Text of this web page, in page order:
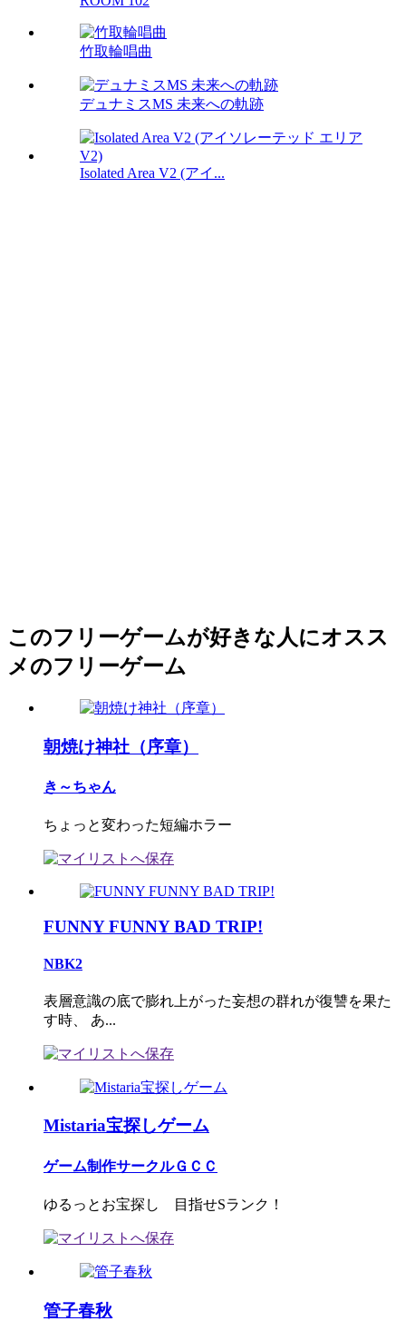
竹取輪唱曲
デュナミスMS 未来への軌跡
Isolated Area V2 (アイ...
このフリーゲームが好きな人にオスス
メのフリーゲーム
朝焼け神社（序章）
き～ちゃん
ちょっと変わった短編ホラー
FUNNY FUNNY BAD TRIP!
NBK2
表層意識の底で膨れ上がった妄想の群れが復讐を果た
す時、 あ...
Mistaria宝探しゲーム
ゲーム制作サークルＧＣＣ
ゆるっとお宝探し 目指せSランク！
管子春秋